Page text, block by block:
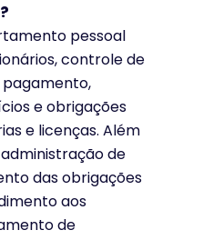
pessoal
controle de
e obrigações
e licenças. Além
de
das obrigações
aos
de